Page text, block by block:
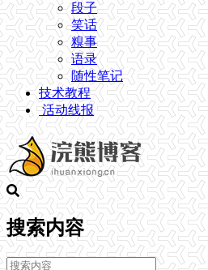
段子
笑话
糗事
语录
随性笔记
技术教程
活动线报
搜索内容